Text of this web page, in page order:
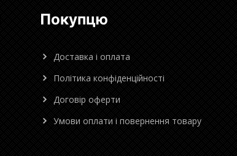
Покупцю
Доставка і оплата
Політика конфіденційності
Договір оферти
Умови оплати і повернення товару